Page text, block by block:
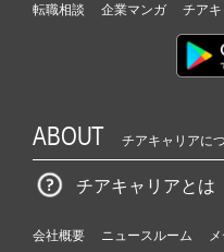
転職相談
企業マンガ チア
ABOUT チアキャリアに
チアキャリアとは
会社概要 ニュースルーム